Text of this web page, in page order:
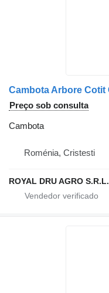
Preço sob consulta
Cambota
Roménia, Cristesti
ROYAL DRU AGRO S.R.L.